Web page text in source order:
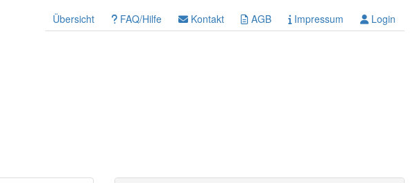
Übersicht FAQ/Hilfe Kontakt AGB Impressum Login